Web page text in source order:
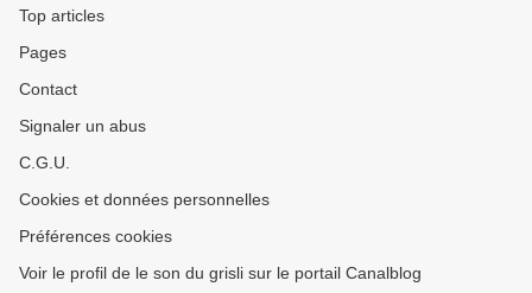
Top articles
Pages
Contact
Signaler un abus
C.G.U.
Cookies et données personnelles
Préférences cookies
Voir le profil de le son du grisli sur le portail Canalblog